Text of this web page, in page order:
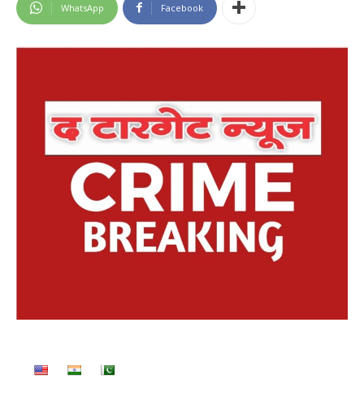
WhatsApp Facebook